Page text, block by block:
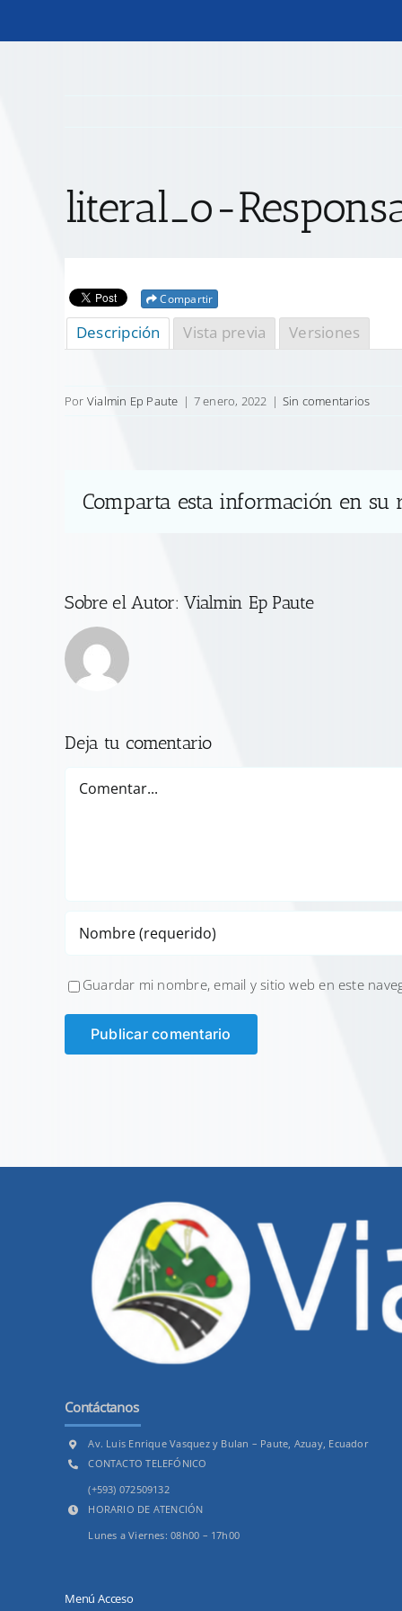
literal_o-
Compartir
Descripción Vista previa Versiones
Por Vialmin Ep Paute | 7 enero, 2022 | Sin comentarios
Comparta esta información en su
Sobre el Autor:Vialmin Ep Paute
Deja tu comentario
Guardar mi nombre, email y sitio web en este
Contáctanos
Av. Luis Enrique Vasquez y Bulan – Paute, Azuay, Ecuador
CONTACTO TELEFÓNICO
(+593) 072509132
HORARIO DE ATENCIÓN
Lunes a Viernes: 08h00 – 17h00
Menú Acceso